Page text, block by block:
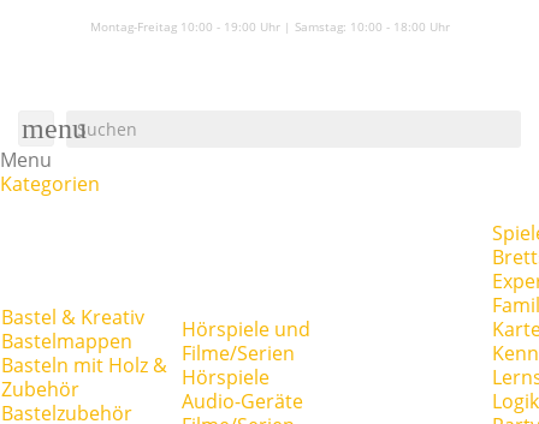
Montag-Freitag 10:00 - 19:00 Uhr | Samstag: 10:00 - 18:00 Uhr
menu
Menu
Kategorien
Bastel & Kreativ
Bastelmappen
Basteln mit Holz &
Zubehör
Bastelzubehör
Hörspiele und
Filme/Serien
Hörspiele
Audio-Geräte